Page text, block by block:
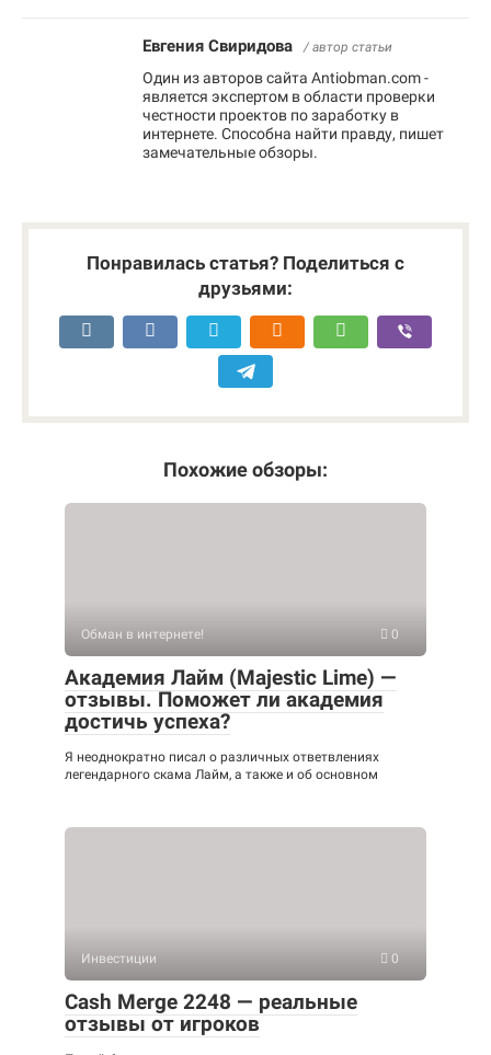
Евгения Свиридова / автор статьи
Один из авторов сайта Antiobman.com -
является экспертом в области проверки
честности проектов по заработку в
интернете. Способна найти правду, пишет
замечательные обзоры.
Понравилась статья? Поделиться с
друзьями:
Похожие обзоры:
Обман в интернете! 0
Академия Лайм (Majestic Lime) —
отзывы. Поможет ли академия
достичь успеха?
Я неоднократно писал о различных ответвлениях
легендарного скама Лайм, а также и об основном
Инвестиции 0
Cash Merge 2248 — реальные
отзывы от игроков